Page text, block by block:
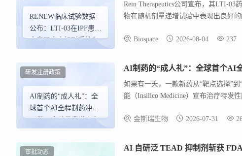
RENEW临床试验数据
公布：LTI-03在IPF患者
中表现出良好耐受性和
Rein Therapeutics公司宣布，其LTI-
物在随机剂量递增试验中表现出良好
估LTI-03的安全性和疗效，预计将招募
Biospace 2026-08-04 237
AI制药的“成人礼”：全
球首个AI全程制药冲进
III期，大分子赛道也在
研发注册政策 AI制药的“成人礼”：全球首个AI
如果有一天，一款新药从“靶点选择”
能（Insilico Medicine）宣布治疗特发
金斯瑞生物
2026-07-31
审批动态 AI 自研泛 TEAD 抑制剂斩获